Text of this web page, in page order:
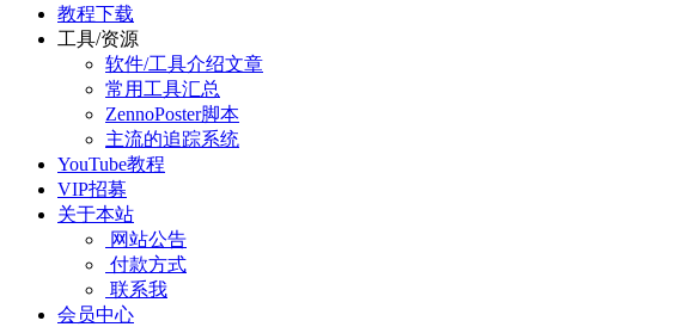
教程下载
工具/资源
软件/工具介绍文章
常用工具汇总
ZennoPoster脚本
主流的追踪系统
YouTube教程
VIP招募
关于本站
网站公告
付款方式
联系我
会员中心